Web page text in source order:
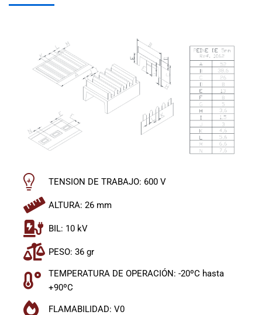
TENSION DE TRABAJO: 600 V
ALTURA: 26 mm
BIL: 10 kV
PESO: 36 gr
TEMPERATURA DE OPERACIÓN: -20ºC hasta
+90ºC
FLAMABILIDAD: V0